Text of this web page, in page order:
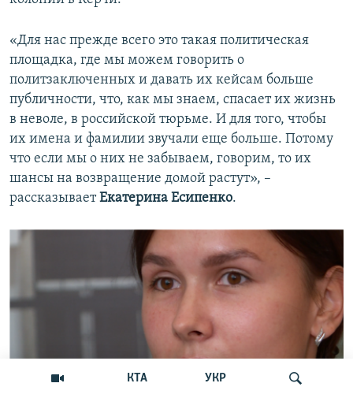
КТА УКР
«Для нас прежде всего это такая политическая
площадка, где мы можем говорить о
политзаключенных и давать их кейсам больше
публичности, что, как мы знаем, спасает их жизнь
в неволе, в российской тюрьме. И для того, чтобы
их имена и фамилии звучали еще больше. Потому
что если мы о них не забываем, говорим, то их
шансы на возвращение домой растут», –
рассказываетЕкатерина Есипенко.